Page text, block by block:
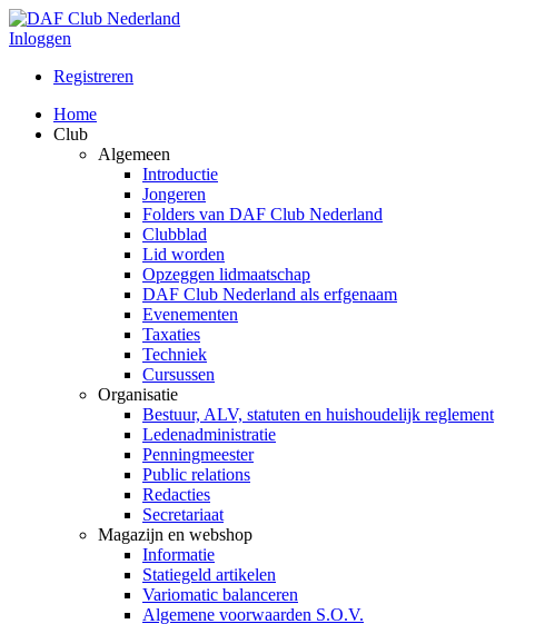
Inloggen
Registreren
Home
Club
Algemeen
Introductie
Jongeren
Folders van DAF Club Nederland
Clubblad
Lid worden
Opzeggen lidmaatschap
DAF Club Nederland als erfgenaam
Evenementen
Taxaties
Techniek
Cursussen
Organisatie
Bestuur, ALV, statuten en huishoudelijk reglement
Ledenadministratie
Penningmeester
Public relations
Redacties
Secretariaat
Magazijn en webshop
Informatie
Statiegeld artikelen
Variomatic balanceren
Algemene voorwaarden S.O.V.